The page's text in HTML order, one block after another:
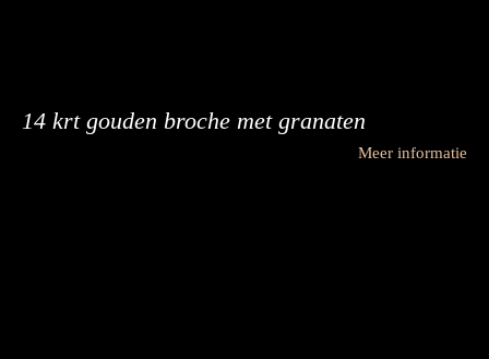
14 krt gouden broche met granaten
Meer informatie